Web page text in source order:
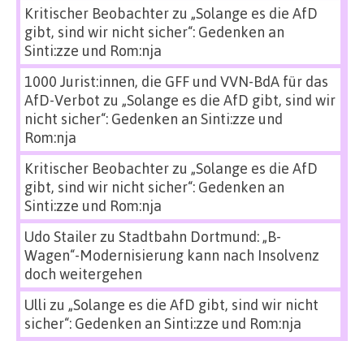
Kritischer Beobachterzu „Solange es die AfD
gibt, sind wir nicht sicher“: Gedenken an
Sinti:zze und Rom:nja
1000 Jurist:innen, die GFF und VVN-BdA für das
AfD-Verbot zu „Solange es die AfD gibt, sind wir
nicht sicher“: Gedenken an Sinti:zze und
Rom:nja
Kritischer Beobachterzu „Solange es die AfD
gibt, sind wir nicht sicher“: Gedenken an
Sinti:zze und Rom:nja
Udo Stailerzu Stadtbahn Dortmund: „B-
Wagen“-Modernisierung kann nach Insolvenz
doch weitergehen
Ulli zu „Solange es die AfD gibt, sind wir nicht
sicher“: Gedenken an Sinti:zze und Rom:nja